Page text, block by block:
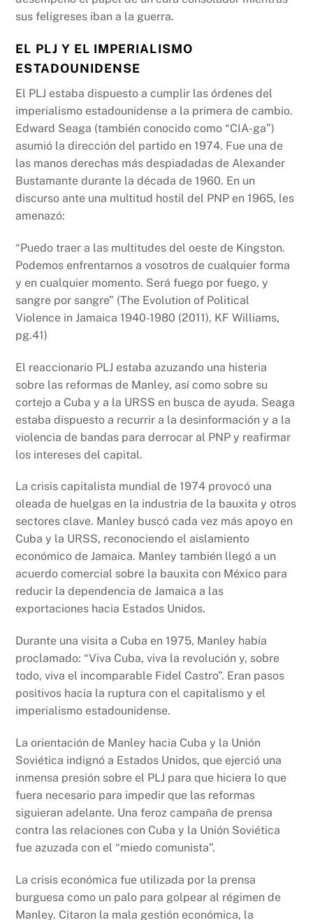
sus feligreses iban a la guerra.
EL PLJ Y EL IMPERIALISMO
ESTADOUNIDENSE
El PLJ estaba dispuesto a cumplir las órdenes del
imperialismo estadounidense a la primera de cambio.
Edward Seaga (también conocido como “CIA-ga”)
asumió la dirección del partido en 1974. Fue una de
las manos derechas más despiadadas de Alexander
Bustamante durante la década de 1960. En un
discurso ante una multitud hostil del PNP en 1965, les
amenazó:
“Puedo traer a las multitudes del oeste de Kingston.
Podemos enfrentarnos a vosotros de cualquier forma
y en cualquier momento. Será fuego por fuego, y
sangre por sangre” (The Evolution of Political
Violence in Jamaica 1940-1980 (2011), KF Williams,
pg.41)
El reaccionario PLJ estaba azuzando una histeria
sobre las reformas de Manley, así como sobre su
cortejo a Cuba y a la URSS en busca de ayuda. Seaga
estaba dispuesto a recurrir a la desinformación y a la
violencia de bandas para derrocar al PNP y reafirmar
los intereses del capital.
La crisis capitalista mundial de 1974 provocó una
oleada de huelgas en la industria de la bauxita y otros
sectores clave. Manley buscó cada vez más apoyo en
Cuba y la URSS, reconociendo el aislamiento
económico de Jamaica. Manley también llegó a un
acuerdo comercial sobre la bauxita con México para
reducir la dependencia de Jamaica a las
exportaciones hacia Estados Unidos.
Durante una visita a Cuba en 1975, Manley había
proclamado: “Viva Cuba, viva la revolución y, sobre
todo, viva el incomparable Fidel Castro”. Eran pasos
positivos hacia la ruptura con el capitalismo y el
imperialismo estadounidense.
La orientación de Manley hacia Cuba y la Unión
Soviética indignó a Estados Unidos, que ejerció una
inmensa presión sobre el PLJ para que hiciera lo que
fuera necesario para impedir que las reformas
siguieran adelante. Una feroz campaña de prensa
contra las relaciones con Cuba y la Unión Soviética
fue azuzada con el “miedo comunista”.
La crisis económica fue utilizada por la prensa
burguesa como un palo para golpear al régimen de
Manley. Citaron la mala gestión económica, la